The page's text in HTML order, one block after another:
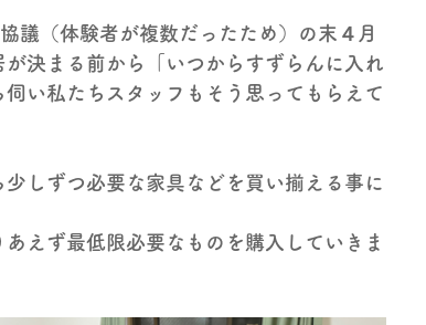
議（体験者が複数だったため）の末４月
決まる前から「いつからすずらんに入れ
い私たちスタッフもそう思ってもらえて
しずつ必要な家具などを買い揃える事に
えず最低限必要なものを購入していきま